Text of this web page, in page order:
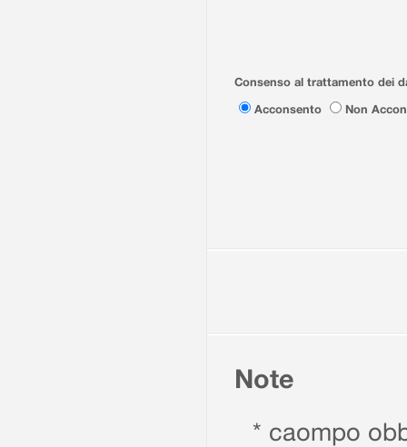
Consenso al trattamento dei
Acconsento
Non
Note
* caompo